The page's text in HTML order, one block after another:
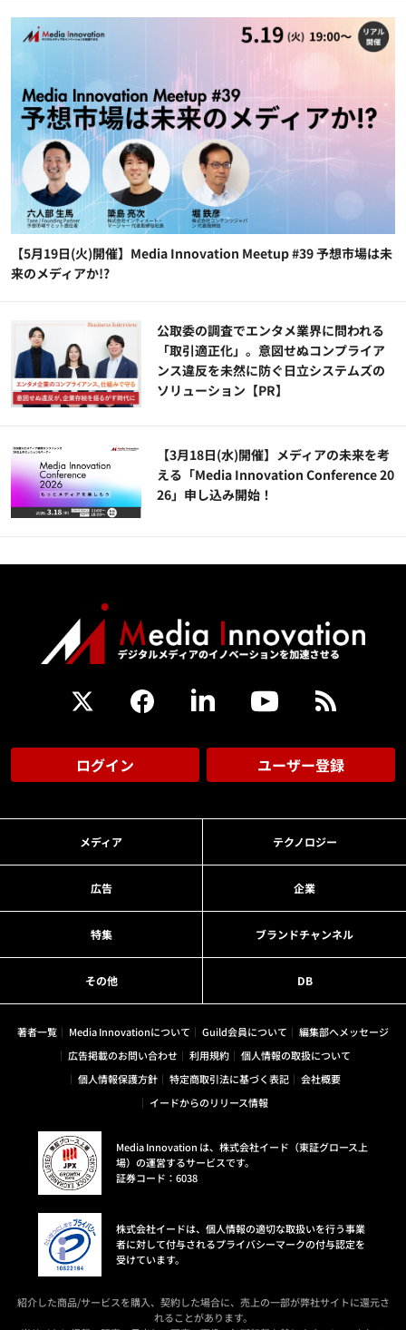
【5月19日(火)開催】Media Innovation Meetup #39 予想市場は未
来のメディアか!?
公​​取委の調査でエンタメ業界に問われる
「取引適正化」。意図せぬコンプライア
ンス違反を未然に防ぐ日立システムズの
ソリューション​【PR】
【3月18日(水)開催】メディアの未来を考
える「Media Innovation Conference 20
26」申し込み開始！
ログイン ユーザー登録
メディア テクノロジー
広告 企業
特集 ブランドチャンネル
その他 DB
著者一覧 Media Innovationについて Guild会員について
編集部へメッセージ
広告掲載のお問い合わせ
利用規約
個人情報の取扱について
個人情報保護方針
特定商取引法に基づく表記
会社概要
イードからのリリース情報
Media Innovation は、株式会社イード（東証グロース上
場）の運営するサービスです。
証券コード：6038
株式会社イードは、個人情報の適切な取扱いを行う事業
者に対して付与されるプライバシーマークの付与認定を
受けています。
紹介した商品/サービスを購入、契約した場合に、売上の一部が弊社サイトに還元さ
れることがあります。